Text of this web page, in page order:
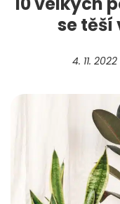
se těší
4. 11. 2022